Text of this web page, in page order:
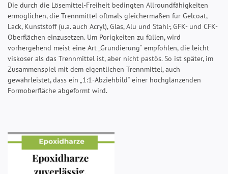
Die durch die Lösemittel-Freiheit bedingten Allroundfähigkeiten
ermöglichen, die Trennmittel oftmals gleichermaßen für Gelcoat,
Lack, Kunststoff (u.a. auch Acryl), Glas, Alu und Stahl-, GFK- und CFK-
Oberflächen einzusetzen. Um Porigkeiten zu füllen, wird
vorhergehend meist eine Art „Grundierung“ empfohlen, die leicht
viskoser als das Trennmittel ist, aber nicht pastös. So ist später, im
Zusammenspiel mit dem eigentlichen Trennmittel, auch
gewährleistet, dass ein „1:1-Abziehbild“ einer hochglänzenden
Formoberfläche abgeformt wird.